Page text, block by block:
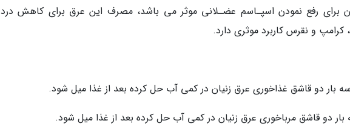
برای رفع نمودن اسپـاسم عضـلانی موثر می باشد، مصرف این عرق برای کاهش درد
و نقرس کاربرد موثری دارد.
بار دو قاشق غذاخوری عرق زنیان در کمی آب حل کرده بعد از غذا میل شود.
دو قاشق مرباخوری عرق زنیان در کمی آب حل کرده بعد از غذا میل شود.